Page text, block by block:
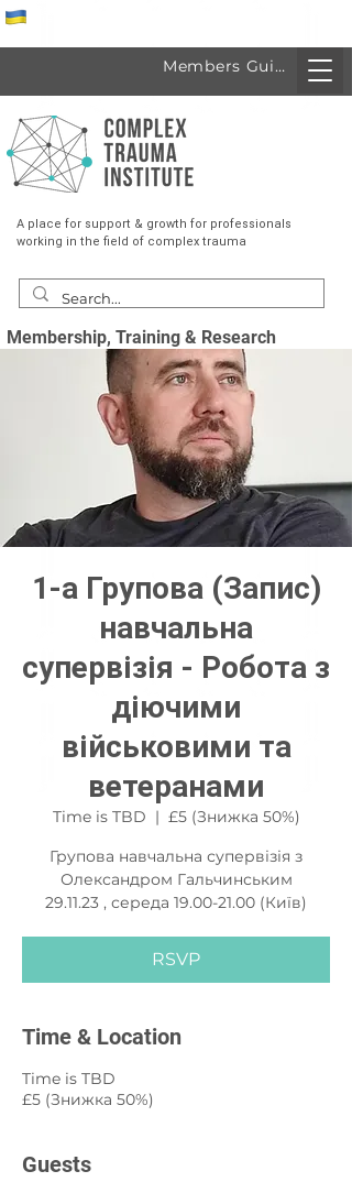
A place for support & growth for professionals
working in the field of complex trauma
Membership, Training & Research
Members Guide
1-а Групова (Запис)
навчальна
супервізія - Роботa з
діючими
військовими та
ветеранами
Time is TBD
  |
£5 (Знижка 50%)
Групова навчальна супервізія з
Олександром Гальчинським
29.11.23 , середа 19.00-21.00 (Київ)
RSVP
Time & Location
Time is TBD
£5 (Знижка 50%)
Guests